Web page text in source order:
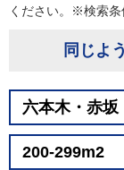
ください。※検索
同じよ